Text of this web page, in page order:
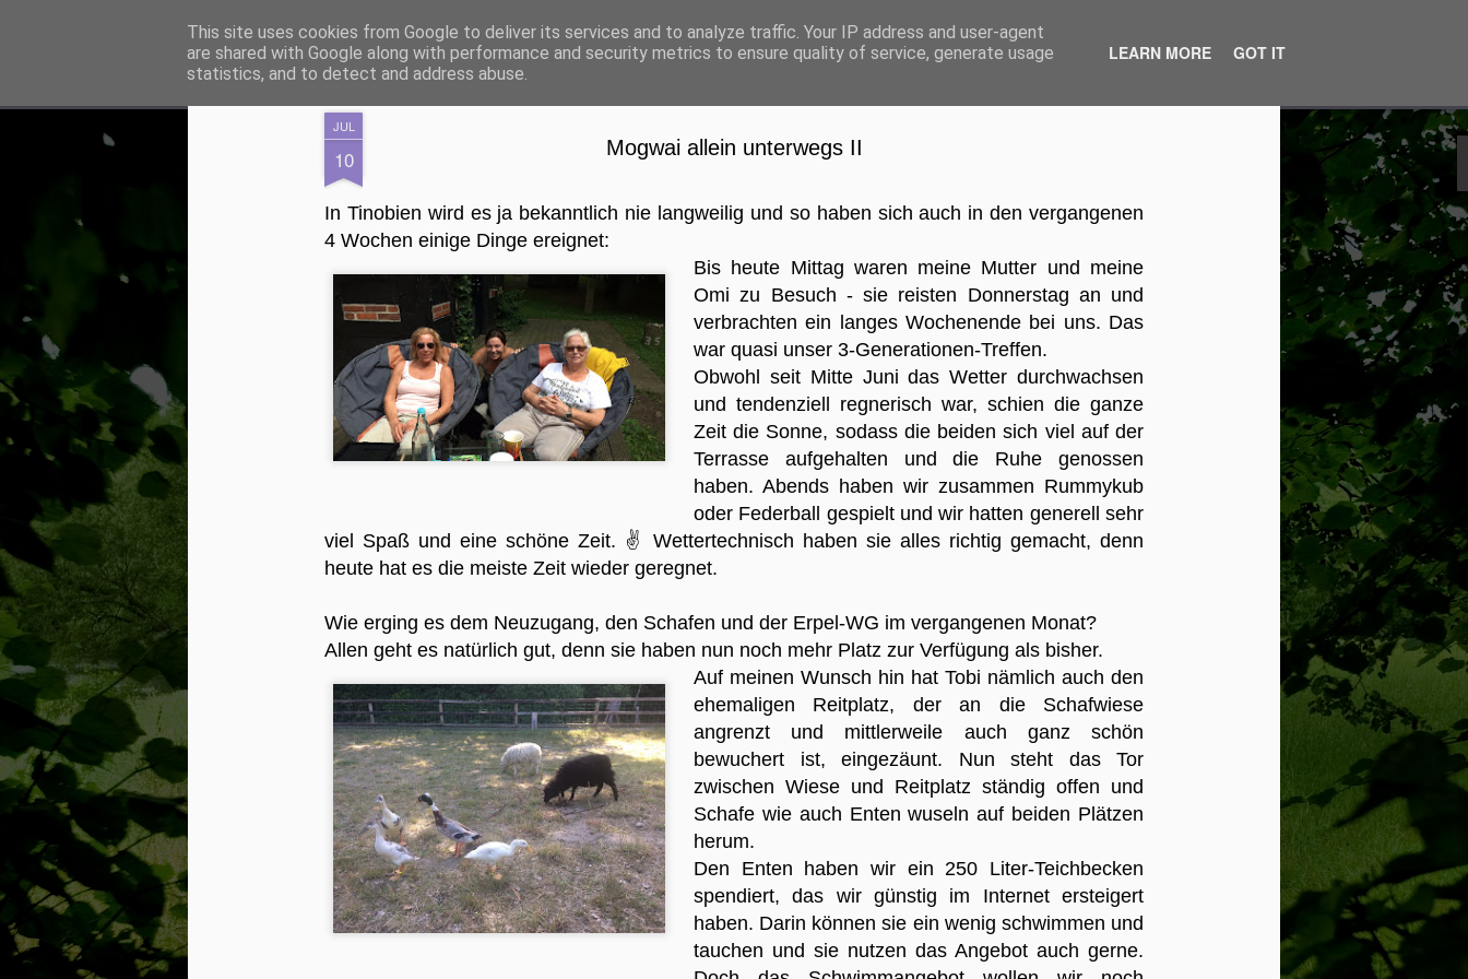
JUL
10 Mogwai allein unterwegs II
In Tinobien wird es ja bekanntlich nie langweilig und so haben sich auch in den vergangenen
4 Wochen einige Dinge ereignet:
Bis heute Mittag waren meine Mutter und meine
Omi zu Besuch - sie reisten Donnerstag an und
verbrachten ein langes Wochenende bei uns. Das
war quasi unser 3-Generationen-Treffen.
Obwohl seit Mitte Juni das Wetter durchwachsen
und tendenziell regnerisch war, schien die ganze
Zeit die Sonne, sodass die beiden sich viel auf der
Terrasse aufgehalten und die Ruhe genossen
haben. Abends haben wir zusammen Rummykub
oder Federball gespielt und wir hatten generell sehr
viel Spaß und eine schöne Zeit. ✌ Wettertechnisch haben sie alles richtig gemacht, denn
heute hat es die meiste Zeit wieder geregnet.
Wie erging es dem Neuzugang, den Schafen und der Erpel-WG im vergangenen Monat?
Allen geht es natürlich gut, denn sie haben nun noch mehr Platz zur Verfügung als bisher.
Auf meinen Wunsch hin hat Tobi nämlich auch den
ehemaligen Reitplatz, der an die Schafwiese
angrenzt und mittlerweile auch ganz schön
bewuchert ist, eingezäunt. Nun steht das Tor
zwischen Wiese und Reitplatz ständig offen und
Schafe wie auch Enten wuseln auf beiden Plätzen
herum.
Den Enten haben wir ein 250 Liter-Teichbecken
spendiert, das wir günstig im Internet ersteigert
haben. Darin können sie ein wenig schwimmen und
tauchen und sie nutzen das Angebot auch gerne.
This site uses cookies from Google to deliver its services and to analyze traffic. Your IP address and user-agent
are shared with Google along with performance and security metrics to ensure quality of service, generate usage
statistics, and to detect and address abuse.
LEARN MORE GOT IT
Geschichten aus Tinobien
21
Ihr Lieben,
hat auch seinen Grund: Beruflich hat sich seit der erneuten
Selbstständigkeit einiges getan! Dazu später mehr.
Doch erst das Interessanteste aus 2018/Anfang 2019 kurz
zusammengefasst:
Mein "Opi" Chester hat im August die Regenbogenbrücke
überschritten. Nachdem er mit blutigem Durchfall zu kämpfen hatte,
stellte sich heraus dass er mehrere daumendicke Tumore im Darm
sowie Metastasen auf der Leber hatte. Wir haben ihn für einen
letzten gemeinsamen Tag mit nach Hause genommen und noch ein
paar seiner Lieblingssachen unternommen, bis er in unserem
Garten und in unseren Armen gegangen ist. Forrest hatte sehr lange
mit dem Verlust zu kämpfen, seine Trauer war herzzerreißend.